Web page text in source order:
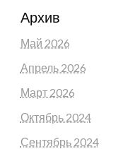
Архив
Май 2026
Апрель 2026
Март 2026
Октябрь 2024
Сентябрь 2024